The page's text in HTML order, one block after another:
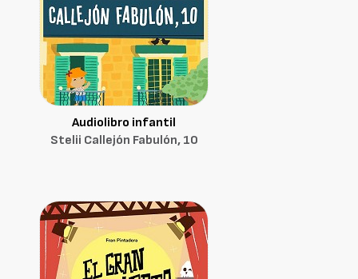
Audiolibro infantil
Stelii Callejón Fabulón, 10